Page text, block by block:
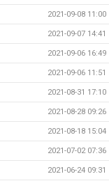
2021-09-08 11:00
2021-09-07 14:41
2021-09-06 16:49
2021-09-06 11:51
2021-08-31 17:10
2021-08-28 09:26
2021-08-18 15:04
2021-07-02 07:36
2021-06-24 09:31